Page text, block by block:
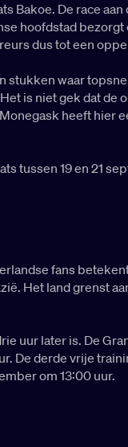
Bakoe. De race
hoofdstad
dus tot een
waar
is niet gek dat
heeft hier
tussen 19 en 21
fans
Het land grenst
uur later is. De
De derde vrije
om 13:00 uur.